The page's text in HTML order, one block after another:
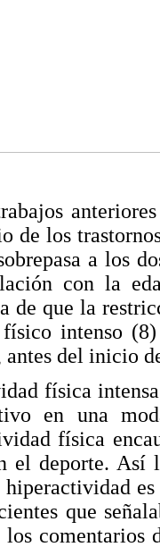
de los
a los
con la
de que la
intenso
antes del inicio
física
en una
física
el deporte. Así
que
comentarios